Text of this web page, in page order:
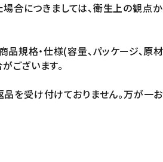
合につきましては、衛生上の観点
規格・仕様(容量、パッケージ、
ございます。
を受け付けておりません。万が